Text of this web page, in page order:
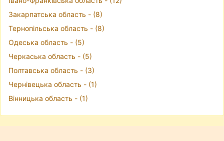
Закарпатська область - (8)
Тернопільська область - (8)
Одеська область - (5)
Черкаська область - (5)
Полтавська область - (3)
Чернівецька область - (1)
Вінницька область - (1)